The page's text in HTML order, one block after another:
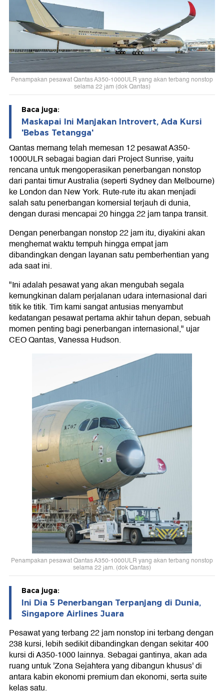
Penampakan pesawat Qantas A350-1000ULR yang akan terbang nonstop
selama 22 jam (dok Qantas)
Baca juga:
Maskapai Ini Manjakan Introvert, Ada Kursi
'Bebas Tetangga'
Qantas memang telah memesan 12 pesawat A350-
1000ULR sebagai bagian dari Project Sunrise, yaitu
rencana untuk mengoperasikan penerbangan nonstop
dari pantai timur Australia (seperti Sydney dan Melbourne)
ke London dan New York. Rute-rute itu akan menjadi
salah satu penerbangan komersial terjauh di dunia,
dengan durasi mencapai 20 hingga 22 jam tanpa transit.
Dengan penerbangan nonstop 22 jam itu, diyakini akan
menghemat waktu tempuh hingga empat jam
dibandingkan dengan layanan satu pemberhentian yang
ada saat ini.
"Ini adalah pesawat yang akan mengubah segala
kemungkinan dalam perjalanan udara internasional dari
titik ke titik. Tim kami sangat antusias menyambut
kedatangan pesawat pertama akhir tahun depan, sebuah
momen penting bagi penerbangan internasional," ujar
CEO Qantas, Vanessa Hudson.
Penampakan pesawat Qantas A350-1000ULR yang akan terbang nonstop
selama 22 jam. (dok Qantas)
Baca juga:
Ini Dia 5 Penerbangan Terpanjang di Dunia,
Singapore Airlines Juara
Pesawat yang terbang 22 jam nonstop ini terbang dengan
238 kursi, lebih sedikit dibandingkan dengan sekitar 400
kursi di A350-1000 lainnya. Sebagai gantinya, akan ada
ruang untuk 'Zona Sejahtera yang dibangun khusus' di
antara kabin ekonomi premium dan ekonomi, serta suite
kelas satu.